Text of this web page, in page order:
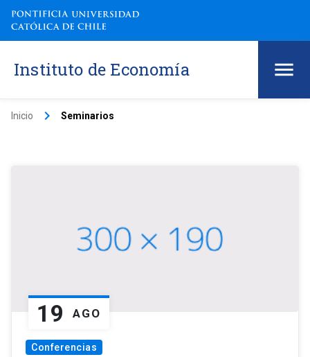
Instituto de Economía
Inicio keyboard_arrow_right Seminarios
19 AGO
Conferencias